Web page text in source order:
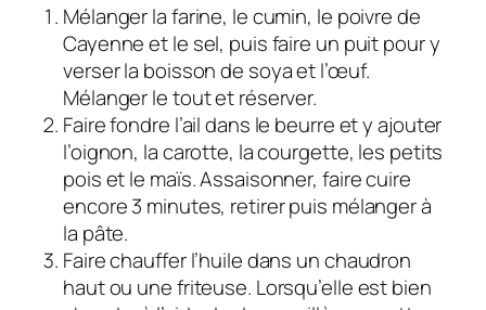
Mélanger la farine, le cumin, le poivre de
Cayenne et le sel, puis faire un puit pour y
verser la boisson de soya et l’œuf.
Mélanger le tout et réserver.
Faire fondre l’ail dans le beurre et y ajouter
l’oignon, la carotte, la courgette, les petits
pois et le maïs. Assaisonner, faire cuire
encore 3 minutes, retirer puis mélanger à
la pâte.
Faire chauffer l’huile dans un chaudron
haut ou une friteuse. Lorsqu’elle est bien